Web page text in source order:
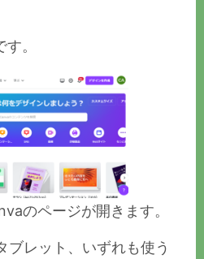
。
のページが開きます。
ブレット、いずれも使う